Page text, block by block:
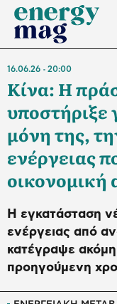
16.06.26 20:00
Κίνα: Η
μόνη της,
ενέργειας
οικονομική
Η εγκατάσταση
ενέργειας από
κατέγραψε
προηγούμενη